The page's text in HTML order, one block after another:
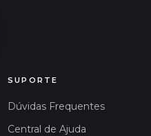
SUPORTE
Dúvidas Frequentes
Central de Ajuda